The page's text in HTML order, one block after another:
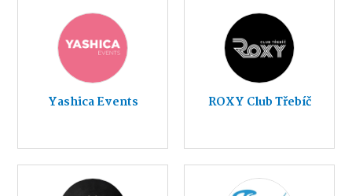
Yashica Events ROXY Club Třebíč